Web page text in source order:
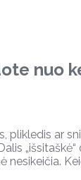
nuo
plikledis ar